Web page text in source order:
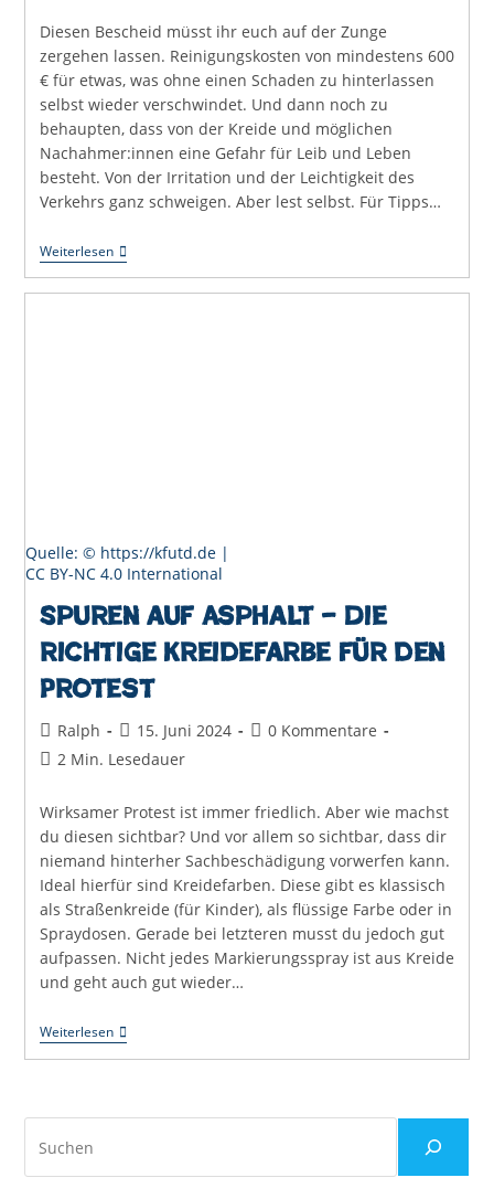
Diesen Bescheid müsst ihr euch auf der Zunge
zergehen lassen. Reinigungskosten von mindestens 600
€ für etwas, was ohne einen Schaden zu hinterlassen
selbst wieder verschwindet. Und dann noch zu
behaupten, dass von der Kreide und möglichen
Nachahmer:innen eine Gefahr für Leib und Leben
besteht. Von der Irritation und der Leichtigkeit des
Verkehrs ganz schweigen. Aber lest selbst. Für Tipps…
WeiterlesenSprühkreide
Als
Quelle: © https://kfutd.de |
CC BY-NC 4.0 International
Spuren auf Asphalt – Die
richtige Kreidefarbe für den
Protest
Beitrags-
Autor:
Ralph
Beitrag
veröffentlicht:
15. Juni 2024
Beitrags-
0 Kommentare
Lesedauer:
2 Min. Lesedauer
Wirksamer Protest ist immer friedlich. Aber wie machst
du diesen sichtbar? Und vor allem so sichtbar, dass dir
niemand hinterher Sachbeschädigung vorwerfen kann.
Ideal hierfür sind Kreidefarben. Diese gibt es klassisch
als Straßenkreide (für Kinder), als flüssige Farbe oder in
Spraydosen. Gerade bei letzteren musst du jedoch gut
aufpassen. Nicht jedes Markierungsspray ist aus Kreide
und geht auch gut wieder…
WeiterlesenSpuren
Auf
Richtige
Den